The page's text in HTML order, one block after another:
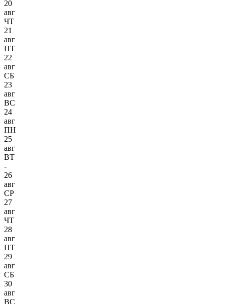
20
авг
ЧТ
21
авг
ПТ
22
авг
СБ
23
авг
ВС
24
авг
ПН
25
авг
ВТ
-
26
авг
СР
27
авг
ЧТ
28
авг
ПТ
29
авг
СБ
30
авг
ВС